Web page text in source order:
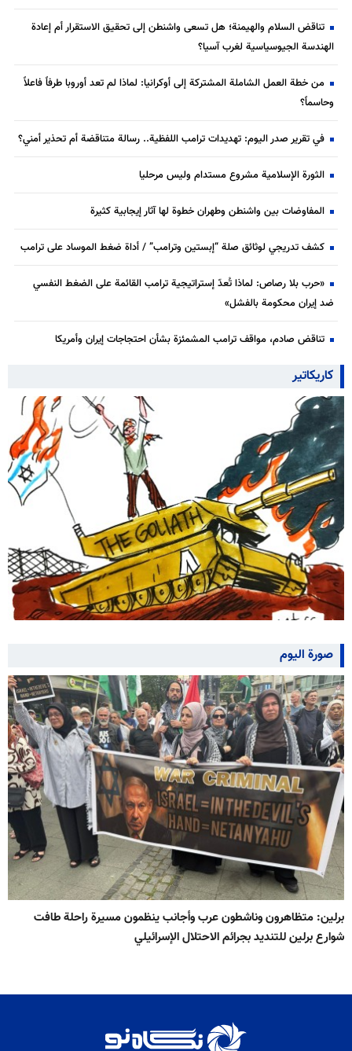
تناقض السلام والهيمنة؛ هل تسعى واشنطن إلى تحقيق الاستقرار أم إعادة
الهندسة الجيوسياسية لغرب آسيا؟
من خطة العمل الشاملة المشتركة إلى أوكرانيا: لماذا لم تعد أوروبا طرفاً فاعلاً
وحاسماً؟
في تقرير صدر اليوم: تهديدات ترامب اللفظية.. رسالة متناقضة أم تحذير أمني؟
الثورة الإسلامية مشروع مستدام وليس مرحليا
المفاوضات بين واشنطن وطهران خطوة لها آثار إيجابية كثيرة
كشف تدريجي لوثائق صلة “إبستين وترامب” / أداة ضغط الموساد على ترامب
«حرب بلا رصاص: لماذا تُعدّ إستراتيجية ترامب القائمة على الضغط النفسي
ضد إيران محكومة بالفشل»
تناقض صادم، مواقف ترامب المشمئزة بشأن احتجاجات إيران وأمريكا
كاريكاتير
صورة اليوم
برلين: متظاهرون وناشطون عرب وأجانب ينظمون مسيرة راحلة طافت
شوارع برلين للتنديد بجرائم الاحتلال الإسرائيلي